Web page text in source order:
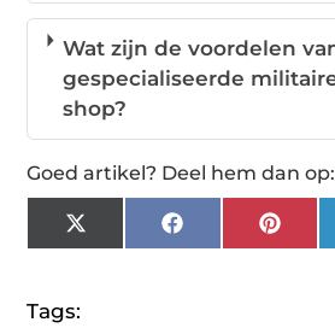
Wat zijn de voordelen
gespecialiseerde
shop?
Goed artikel? Deel hem dan op:
X
(Twitter)
Facebook
Tags: